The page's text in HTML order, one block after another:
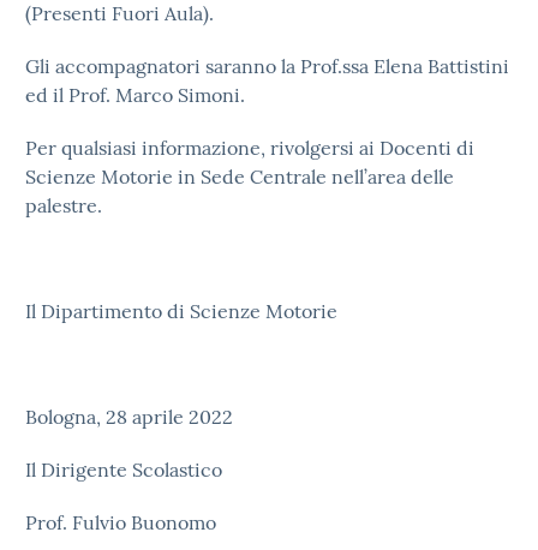
(Presenti Fuori Aula).
Gli accompagnatori saranno la Prof.ssa Elena Battistini
ed il Prof. Marco Simoni.
Per qualsiasi informazione, rivolgersi ai Docenti di
Scienze Motorie in Sede Centrale nell’area delle
palestre.
Il Dipartimento di Scienze Motorie
Bologna, 28 aprile 2022
Il Dirigente Scolastico
Prof. Fulvio Buonomo